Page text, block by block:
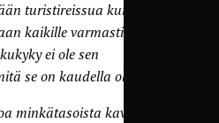
turistireissua kun 18
kaikille varmasti tulee
ei ole sen
se on kaudella ollut.”
minkätasoista kaveria